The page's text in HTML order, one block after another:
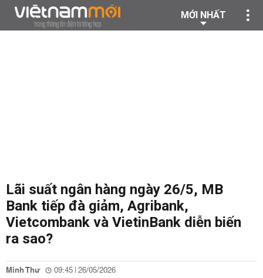
MỚI NHẤT
Lãi suất ngân hàng ngày 26/5, MB
Bank tiếp đà giảm, Agribank,
Vietcombank và VietinBank diễn biến
ra sao?
Minh Thư 09:45 | 26/05/2026